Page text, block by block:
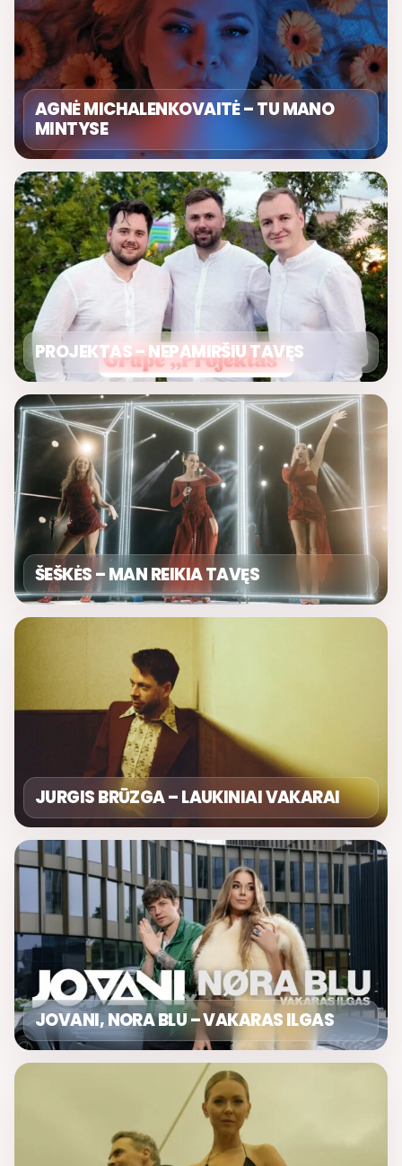
AGNĖ MICHALENKOVAITĖ – TU MANO
MINTYSE
PROJEKTAS – NEPAMIRŠIU TAVĘS
ŠEŠKĖS – MAN REIKIA TAVĘS
JURGIS BRŪZGA – LAUKINIAI VAKARAI
JOVANI, NORA BLU – VAKARAS ILGAS